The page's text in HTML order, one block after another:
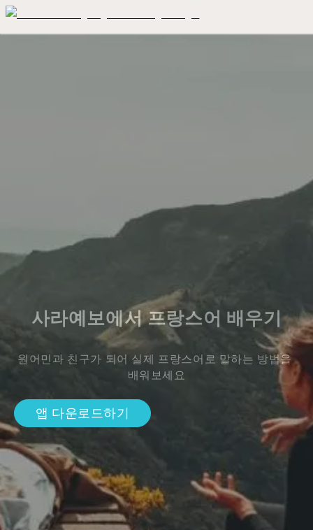
사라예보에서 프랑스어 배우기
원어민과 친구가 되어 실제 프랑스어로 말하는 방법을
배워보세요
앱 다운로드하기